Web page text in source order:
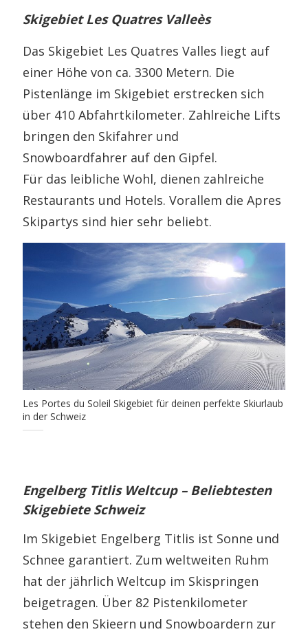
Skigebiet Les Quatres Valleès
Das Skigebiet Les Quatres Valles liegt auf
einer Höhe von ca. 3300 Metern. Die
Pistenlänge im Skigebiet erstrecken sich
über 410 Abfahrtkilometer. Zahlreiche Lifts
bringen den Skifahrer und
Snowboardfahrer auf den Gipfel.
Für das leibliche Wohl, dienen zahlreiche
Restaurants und Hotels. Vorallem die Apres
Skipartys sind hier sehr beliebt.
Les Portes du Soleil Skigebiet für deinen perfekte Skiurlaub
in der Schweiz
Engelberg Titlis Weltcup – Beliebtesten
Skigebiete Schweiz
Im Skigebiet Engelberg Titlis ist Sonne und
Schnee garantiert. Zum weltweiten Ruhm
hat der jährlich Weltcup im Skispringen
beigetragen. Über 82 Pistenkilometer
stehen den Skieern und Snowboardern zur